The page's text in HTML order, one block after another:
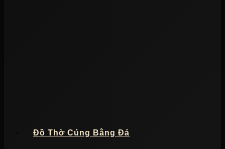
Đồ Thờ Cúng Bằng Đá